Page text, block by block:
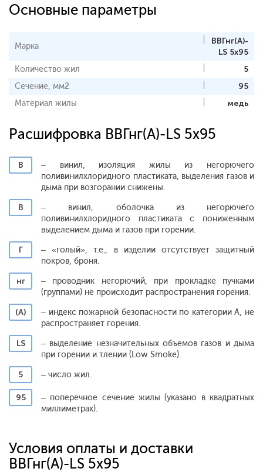
Основные параметры
Марка
ВВГнг(А)-
LS 5x95
Количество жил
5
Сечение, мм2
95
Материал жилы
медь
Расшифровка ВВГнг(А)-LS 5x95
В
– винил, изоляция жилы из негорючего
поливинилхлоридного пластиката, выделения газов и
дыма при возгорании снижены.
В
– винил, оболочка из негорючего
поливинилхлоридного пластиката с пониженным
выделением дыма и газов при горении.
Г
– «голый», т.е., в изделии отсутствует защитный
покров, броня.
нг
– проводник негорючий, при прокладке пучками
(группами) не происходит распространения горения.
(А)
– индекс пожарной безопасности по категории А, не
распространяет горения.
LS
– выделение незначительных объемов газов и дыма
при горении и тлении (Low Smoke).
5
– число жил.
95
– поперечное сечение жилы (указано в квадратных
миллиметрах).
Условия оплаты и доставки
ВВГнг(А)-LS 5x95